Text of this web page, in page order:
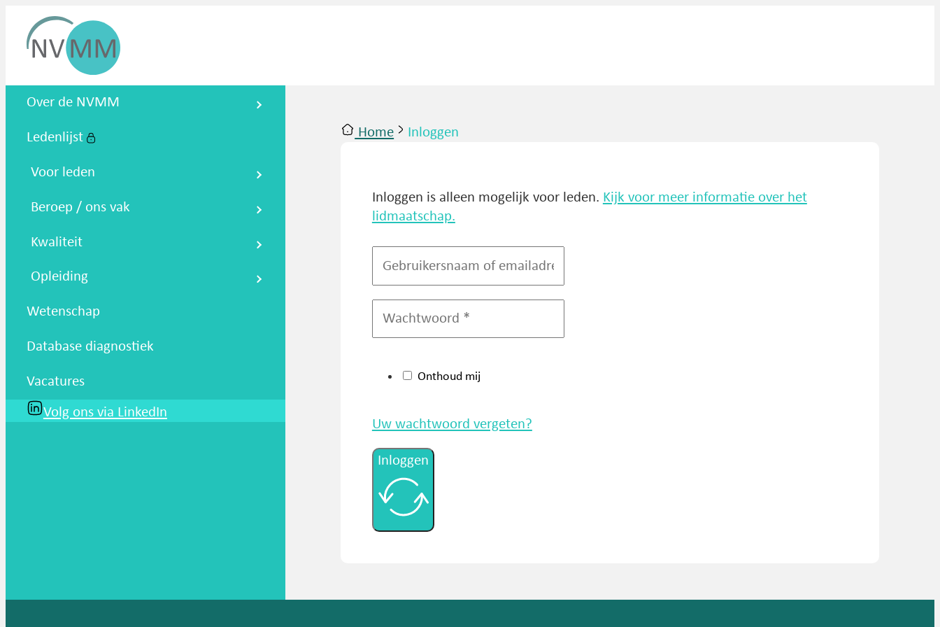
Nederlandse Vereniging voor
Over de NVMM
Ledenlijst
Voor leden
Beroep / ons vak
Kwaliteit
Opleiding
Wetenschap
Database diagnostiek
Vacatures
Volg ons via LinkedIn
Home Inloggen
Inloggen is alleen mogelijk voor leden. Kijk voor meer informatie over het
lidmaatschap.
Onthoud mij
Uw wachtwoord vergeten?
Inloggen